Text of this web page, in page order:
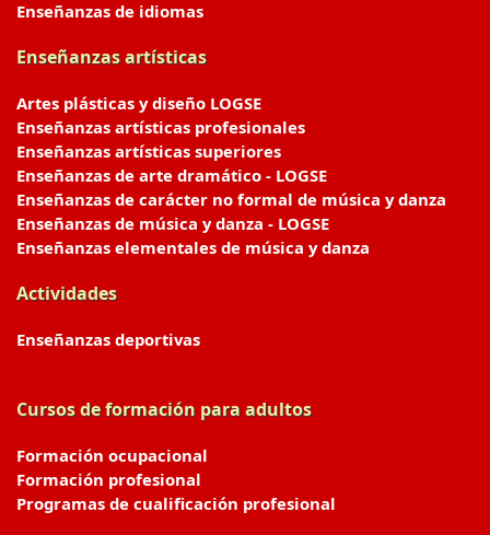
Enseñanzas de idiomas
Enseñanzas artísticas
Artes plásticas y diseño LOGSE
Enseñanzas artísticas profesionales
Enseñanzas artísticas superiores
Enseñanzas de arte dramático - LOGSE
Enseñanzas de carácter no formal de música y danza
Enseñanzas de música y danza - LOGSE
Enseñanzas elementales de música y danza
Actividades
Enseñanzas deportivas
Cursos de formación para adultos
Formación ocupacional
Formación profesional
Programas de cualificación profesional